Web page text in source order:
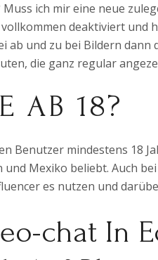
ich mir eine neue
deaktiviert und
ab und zu bei Bildern dann
die ganz regular
AB 18?
Benutzer mindestens 18
Mexiko beliebt. Auch
es nutzen und
chat In